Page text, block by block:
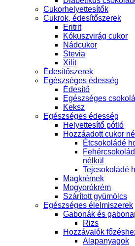
Cukorhelyettesítők
Cukrok, édesítőszerek
Eritrit
Kókuszvirág cukor
Nádcukor
Stevia
Xilit
Édesítőszerek
Egészséges édesség
Édesítő
Egészséges
Keksz
Egészséges édesség
Helyettesítő pótló
Hozzáadott cukor
Étcsokoládé
nélkül
Tejcsokoládé
Magkrémek
Mogyorókrém
Szárított gyümölcs
Egészséges élelmiszerek
Gabonák és
Rizs
Hozzávalók
Alapanyagok